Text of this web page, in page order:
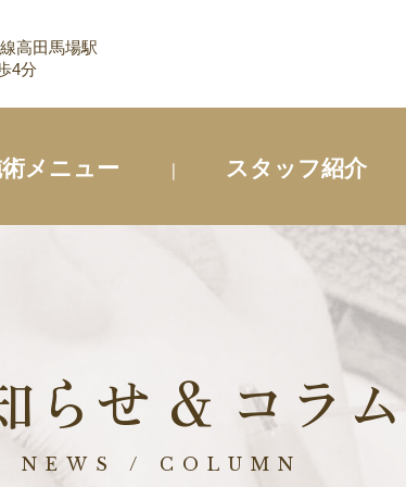
高田馬場駅
4分
メニュー スタッフ紹介
らせ & コラム
NEWS / COLUMN